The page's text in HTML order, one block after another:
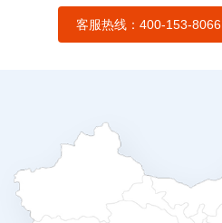
客服热线：400-153-8066